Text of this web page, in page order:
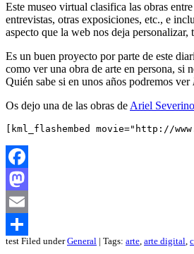
Este museo virtual clasifica las obras
entrevistas, otras exposiciones, etc., e
aspecto que la web nos deja
Es un buen proyecto por parte de este
como ver una obra de arte en persona, si
Quién sabe si en unos años podremos ver
Os dejo una de las obras deAriel Severino
[kml_flashembed movie="http://
Facebook
Mastodon
Email
Compartir
test Filed underGeneral | Tags: arte, arte digital,